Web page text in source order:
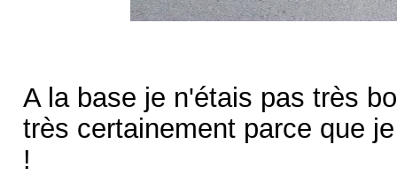
A la base je n'étais pas très
très certainement parce que
!